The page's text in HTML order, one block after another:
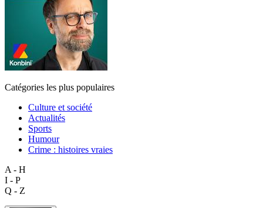
Catégories les plus populaires
Culture et société
Actualités
Sports
Humour
Crime : histoires vraies
A - H
I - P
Q - Z